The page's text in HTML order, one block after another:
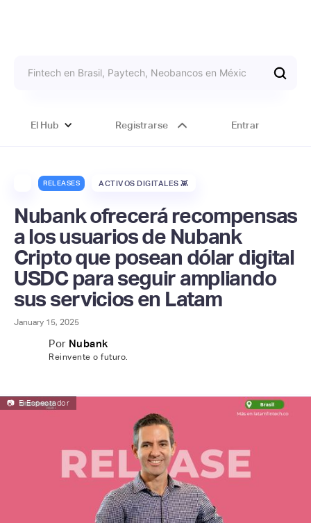
El Hub Registrarse Entrar
RELEASES ACTIVOS DIGITALES 👾
Nubank ofrecerá recompensas
a los usuarios de Nubank
Cripto que posean dólar digital
USDC para seguir ampliando
sus servicios en Latam
January 15, 2025
Por Nubank
Reinvente o futuro.
📷 El Espectador